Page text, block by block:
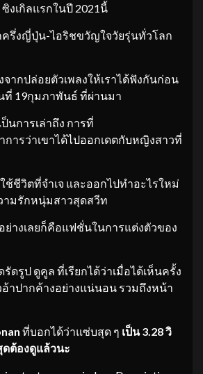
ซิงเกิลแรกในปี 2021นี้
รึ่งญี่ปุ่น-ไอริชขวัญใจวัยรุ่นทั่วโลก
จากปล่อยตัวเพลงให้เราได้ฟังกันก่อน
ที่ 19กุมภาพันธ์ ที่ผ่านมา
นการเล่าถึง การที่
การว่าเขาได้ไปออกเดตกับหญิงสาวที่
ช้ชีวิตที่จำเจ และออกไปทำอะไรใหม่
ามรักหนุ่มสาวสุดสวีท
ย่างเลยก็คือแฟชั่นในการแต่งตัวของ
รัดรูป ดูคูล ที่เรียกได้ว่าเมื่อได้เห็นครั้ง
อ้าปากค้างอย่างแน่นอน รวมถึงหน้า
ที่บอกได้ว่าแซ่บสุด ๆ เป็น3.28 วิ
ต้องดูแล้วนะ